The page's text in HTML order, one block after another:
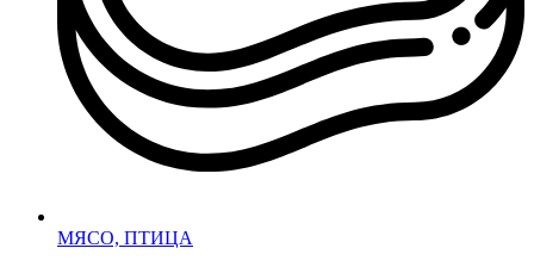
МЯСО, ПТИЦА